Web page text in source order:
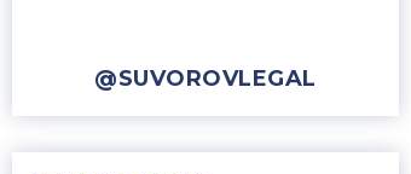
@SUVOROVLEGAL